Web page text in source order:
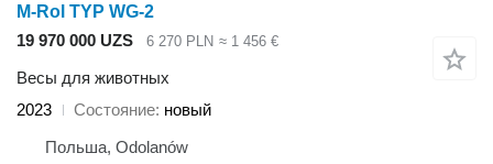
M-Rol TYP WG-2
19 970 000 UZS
6 270 PLN ≈ 1 456 €
Весы для животных
2023
Состояние новый
Польша, Odolanów